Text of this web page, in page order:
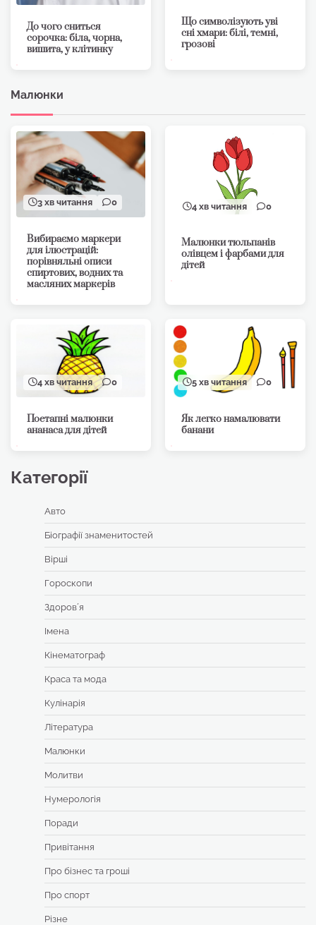
До чого сниться
сорочка: біла, чорна,
вишита, у клітинку
Що символізують уві
сні хмари: білі, темні,
грозові
Малюнки
3 хв читання 0
Вибираємо маркери
для ілюстрацій:
порівняльні описи
спиртових, водних та
масляних маркерів
4 хв читання 0
Малюнки тюльпанів
олівцем і фарбами для
дітей
4 хв читання 0
Поетапні малюнки
ананаса для дітей
5 хв читання 0
Як легко намалювати
банани
Категорії
Авто
Біографії знаменитостей
Вірші
Гороскопи
Здоровʼя
Імена
Кінематограф
Краса та мода
Кулінарія
Література
Малюнки
Молитви
Нумерологія
Поради
Привітання
Про бізнес та гроші
Про спорт
Різне